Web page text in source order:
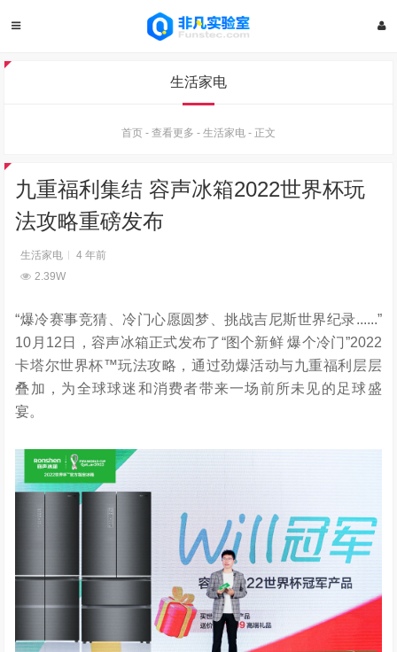
生活家电
首页 - 查看更多 - 生活家电 - 正文
九重福利集结 容声冰箱2022世界杯玩
法攻略重磅发布
生活家电
4 年前
2.39W
“爆冷赛事竞猜、冷门心愿圆梦、挑战吉尼斯世界纪录......”
10月12日，容声冰箱正式发布了“图个新鲜 爆个冷门”2022
卡塔尔世界杯™玩法攻略，通过劲爆活动与九重福利层层
叠加，为全球球迷和消费者带来一场前所未见的足球盛
宴。